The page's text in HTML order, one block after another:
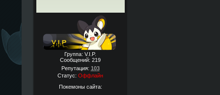
Группа: V.I.P.
Сообщений: 219
Репутация: 103
Статус: Оффлайн
Покемоны сайта: